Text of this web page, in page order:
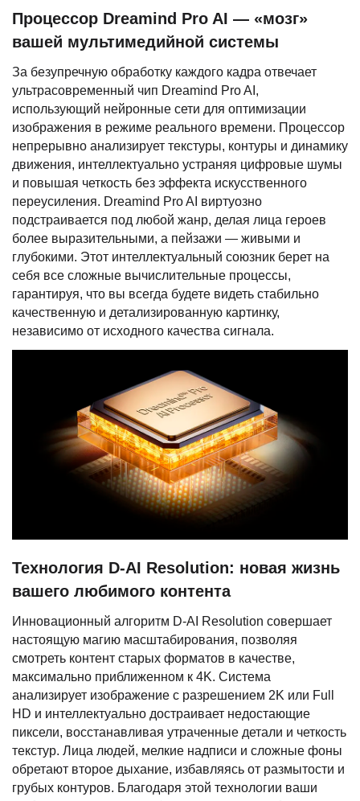
Процессор Dreamind Pro AI — «мозг»
вашей мультимедийной системы
За безупречную обработку каждого кадра отвечает
ультрасовременный чип Dreamind Pro AI,
использующий нейронные сети для оптимизации
изображения в режиме реального времени. Процессор
непрерывно анализирует текстуры, контуры и динамику
движения, интеллектуально устраняя цифровые шумы
и повышая четкость без эффекта искусственного
переусиления. Dreamind Pro AI виртуозно
подстраивается под любой жанр, делая лица героев
более выразительными, а пейзажи — живыми и
глубокими. Этот интеллектуальный союзник берет на
себя все сложные вычислительные процессы,
гарантируя, что вы всегда будете видеть стабильно
качественную и детализированную картинку,
независимо от исходного качества сигнала.
Технология D-AI Resolution: новая жизнь
вашего любимого контента
Инновационный алгоритм D-AI Resolution совершает
настоящую магию масштабирования, позволяя
смотреть контент старых форматов в качестве,
максимально приближенном к 4K. Система
анализирует изображение с разрешением 2K или Full
HD и интеллектуально достраивает недостающие
пиксели, восстанавливая утраченные детали и четкость
текстур. Лица людей, мелкие надписи и сложные фоны
обретают второе дыхание, избавляясь от размытости и
грубых контуров. Благодаря этой технологии ваши